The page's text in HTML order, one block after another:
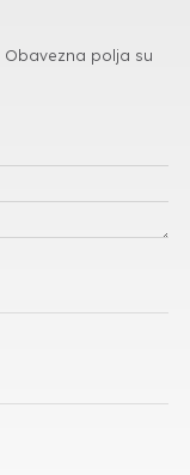
Obavezna polja su